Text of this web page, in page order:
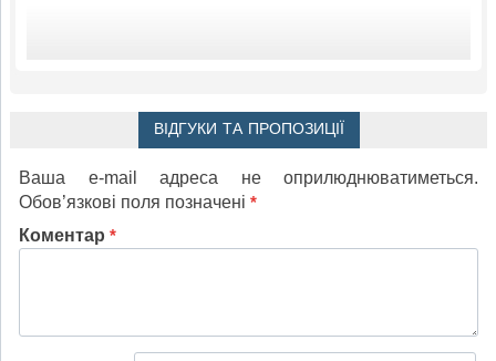
ВІДГУКИ ТА ПРОПОЗИЦІЇ
Ваша e-mail адреса не оприлюднюватиметься.
Обов’язкові поля позначені *
Коментар *